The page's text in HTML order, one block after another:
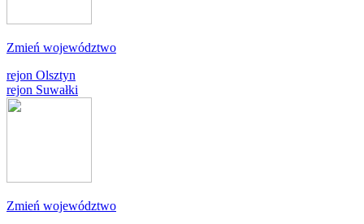
Zmień województwo
rejon Olsztyn
rejon Suwałki
Zmień województwo